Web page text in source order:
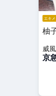
エキメ
柚
威
京